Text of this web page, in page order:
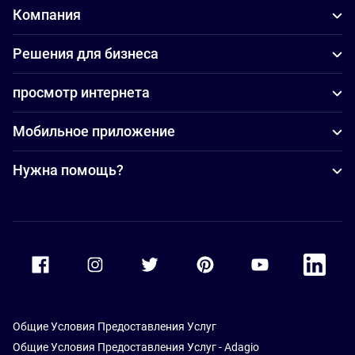
Компания
Решения для бизнеса
просмотр интернета
Мобильное приложение
Нужна помощь?
Accor Youtube
Accor
Общие Условия Предоставления Услуг
Общие Условия Предоставления Услуг - Adagio